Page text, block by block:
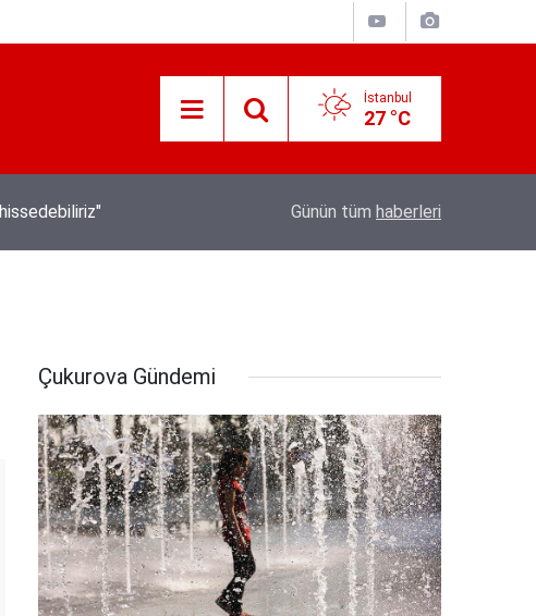
İstanbul
27 °C
Yeni İletişim Vizyonu” başlıklı makales
Günün tüm haberleri
Çukurova Gündemi